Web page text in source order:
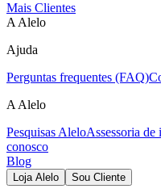
Mais Clientes
A Alelo
Ajuda
Perguntas frequentes (FAQ)
A Alelo
Pesquisas AleloAssessoria de
conosco
Blog
Loja Alelo Sou Cliente